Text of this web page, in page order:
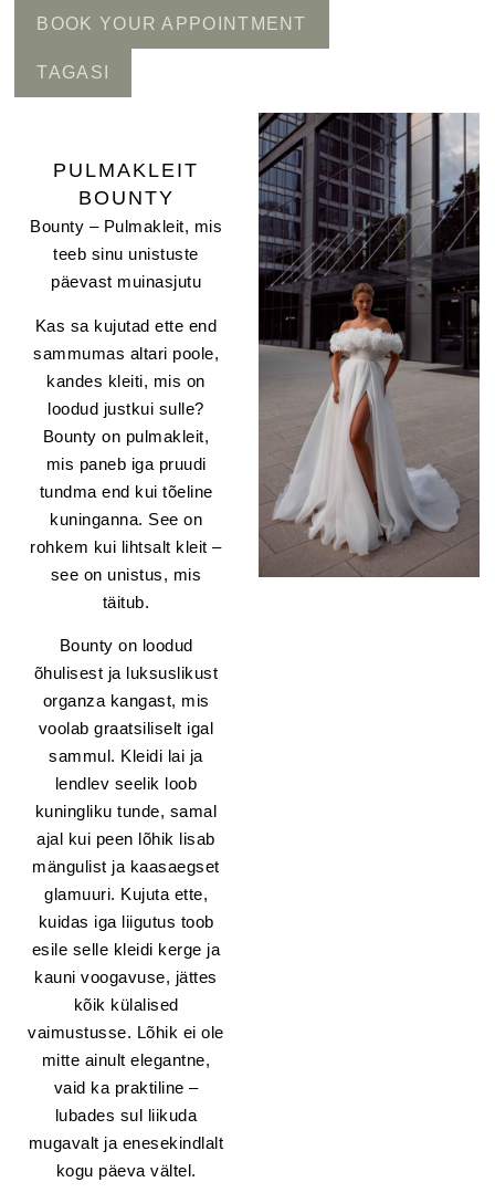
BOOK YOUR APPOINTMENT
TAGASI
PULMAKLEIT
BOUNTY
Bounty – Pulmakleit, mis
teeb sinu unistuste
päevast muinasjutu
Kas sa kujutad ette end
sammumas altari poole,
kandes kleiti, mis on
loodud justkui sulle?
Bounty on pulmakleit,
mis paneb iga pruudi
tundma end kui tõeline
kuninganna. See on
rohkem kui lihtsalt kleit –
see on unistus, mis
täitub.
Bounty on loodud
õhulisest ja luksuslikust
organza kangast, mis
voolab graatsiliselt igal
sammul. Kleidi lai ja
lendlev seelik loob
kuningliku tunde, samal
ajal kui peen lõhik lisab
mängulist ja kaasaegset
glamuuri. Kujuta ette,
kuidas iga liigutus toob
esile selle kleidi kerge ja
kauni voogavuse, jättes
kõik külalised
vaimustusse. Lõhik ei ole
mitte ainult elegantne,
vaid ka praktiline –
lubades sul liikuda
mugavalt ja enesekindlalt
kogu päeva vältel.